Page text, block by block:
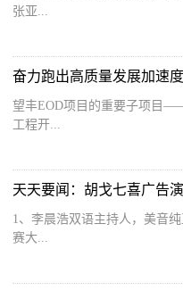
张亚...
奋力跑出高质量发展加速度
望丰EOD项目的重要子项目
工程开...
天天要闻：胡戈七喜广告
1、李晨浩双语主持人，美音
赛大...